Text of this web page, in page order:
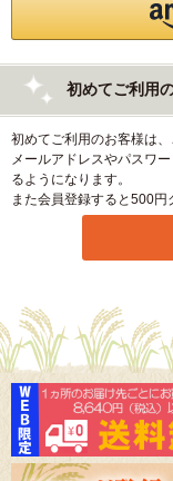
初めてご利用
初めてご利用のお客様は
メールアドレスやパスワ
るようになります。
また会員登録すると500円